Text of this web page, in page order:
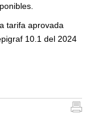
tarifa aprovada
10.1 del 2024